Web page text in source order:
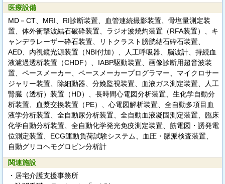
医療設備
MD－CT、MRI、RI診断装置、血管連続撮影装置、骨塩量測定装
置、体外衝撃波結石破砕装置、ラジオ波焼灼装置（RFA装置）、キ
ャンデラレーザー砕石装置、リトクラスト膀胱結石砕石装置、
AED、内視鏡光源装置（NBI付加）、人工呼吸器、脳波計、持続血
液濾過透析装置（CHDF）、IABP駆動装置、画像診断用超音波装
置、ペースメーカー、ペースメーカープログラマー、マイクロサー
ジャリー装置、除細動器、分娩監視装置、血液ガス測定装置、人工
腎臓（透析）装置（HD）、長時間心電図分析装置、生化学自動分
析装置、血漿交換装置（PE）、心電図解析装置、全自動多項目血
液学分析装置、全自動尿分析装置、全自動血液凝固測定装置、臨床
化学自動分析装置、全自動化学発光免疫測定装置、筋電図・誘発電
位測定装置、ECG運動負荷試験システム、血圧・脈派検査装置、
自動グリコヘモグロビン分析計
関連施設
・居宅介護支援事務所